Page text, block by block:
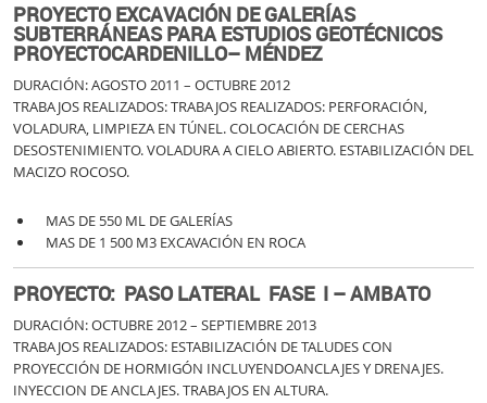
PROYECTO EXCAVACIÓN DE GALERÍAS
SUBTERRÁNEAS PARA ESTUDIOS GEOTÉCNICOS
PROYECTOCARDENILLO– MÉNDEZ
DURACIÓN: AGOSTO 2011 – OCTUBRE 2012
TRABAJOS REALIZADOS: TRABAJOS REALIZADOS: PERFORACIÓN,
VOLADURA, LIMPIEZA EN TÚNEL. COLOCACIÓN DE CERCHAS
DESOSTENIMIENTO. VOLADURA A CIELO ABIERTO. ESTABILIZACIÓN DEL
MACIZO ROCOSO.
MAS DE 550 ML DE GALERÍAS
MAS DE 1 500 M3 EXCAVACIÓN EN ROCA
PROYECTO: PASO LATERAL FASE I – AMBATO
DURACIÓN: OCTUBRE 2012 – SEPTIEMBRE 2013
TRABAJOS REALIZADOS: ESTABILIZACIÓN DE TALUDES CON
PROYECCIÓN DE HORMIGÓN INCLUYENDOANCLAJES Y DRENAJES.
INYECCION DE ANCLAJES. TRABAJOS EN ALTURA.